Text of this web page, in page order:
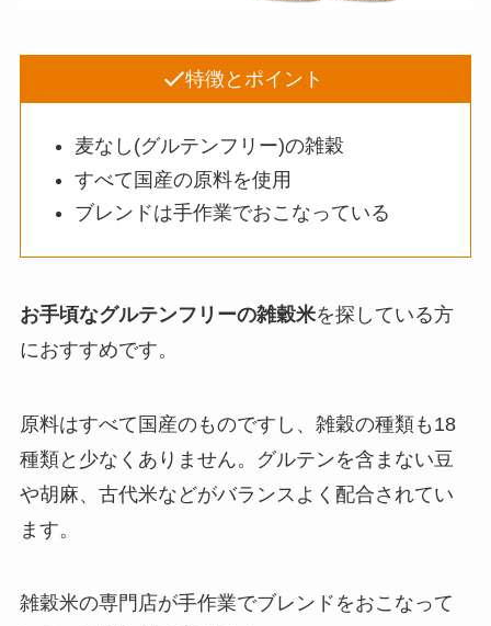
特徴とポイント
麦なし(グルテンフリー)の雑穀
すべて国産の原料を使用
ブレンドは手作業でおこなっている
お手頃なグルテンフリーの雑穀米を探している方
におすすめです。
原料はすべて国産のものですし、雑穀の種類も18
種類と少なくありません。グルテンを含まない豆
や胡麻、古代米などがバランスよく配合されてい
ます。
雑穀米の専門店が手作業でブレンドをおこなって